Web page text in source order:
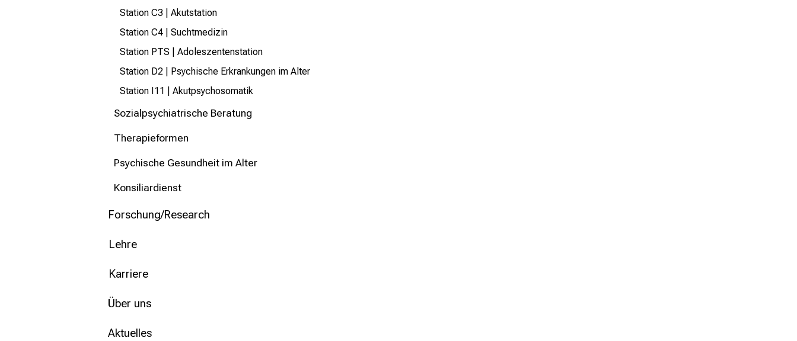
Station C3 | Akutstation
Station C4 | Suchtmedizin
Station PTS | Adoleszentenstation
Station D2 | Psychische Erkrankungen im Alter
Station I11 | Akutpsychosomatik
Sozialpsychiatrische Beratung
Therapieformen
Psychische Gesundheit im Alter
Konsiliardienst
Forschung/Research
Lehre
Karriere
Über uns
Aktuelles